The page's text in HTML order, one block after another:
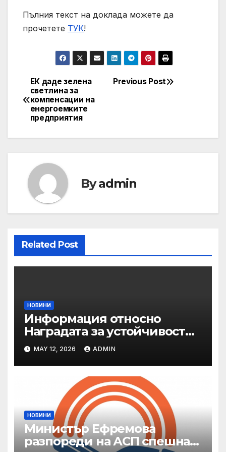
Пълния текст на доклада можете да
прочетете ТУК!
Post
navigation
Previous Post
ЕК даде зелена
светлина за
компенсации на
енергоемките
предприятия
Byadmin
Related Post
НОВИНИ
Информация относно
Наградата за устойчивост
на ОАЕ „Зайед“
MAY 12, 2026 ADMIN
НОВИНИ
Министър Ефремова
разпореди на АСП спешна